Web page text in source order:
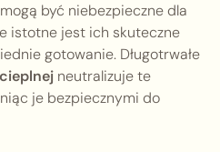
być niebezpieczne dla
istotne jest ich skuteczne
gotowanie. Długotrwałe
neutralizuje te
je bezpiecznymi do